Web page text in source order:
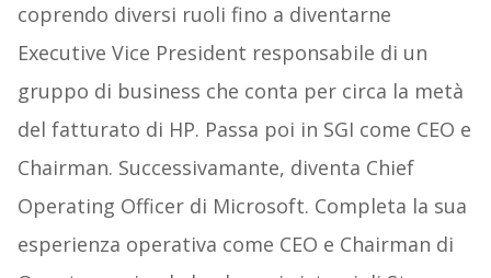
coprendo diversi ruoli fino a diventarne
Executive Vice President responsabile di un
gruppo di business che conta per circa la metà
del fatturato di HP. Passa poi in SGI come CEO e
Chairman. Successivamante, diventa Chief
Operating Officer di Microsoft. Completa la sua
esperienza operativa come CEO e Chairman di